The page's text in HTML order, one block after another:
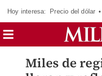
Hoy interesa: Precio del dólar
Miles de